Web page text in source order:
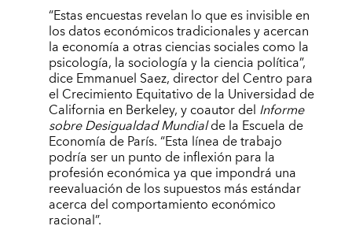
“Estas encuestas revelan lo que es invisible en
los datos económicos tradicionales y acercan
la economía a otras ciencias sociales como la
psicología, la sociología y la ciencia política”,
dice Emmanuel Saez, director del Centro para
el Crecimiento Equitativo de la Universidad de
California en Berkeley, y coautor del Informe
sobre Desigualdad Mundialde la Escuela de
Economía de París. “Esta línea de trabajo
podría ser un punto de inflexión para la
profesión económica ya que impondrá una
reevaluación de los supuestos más estándar
acerca del comportamiento económico
racional”.